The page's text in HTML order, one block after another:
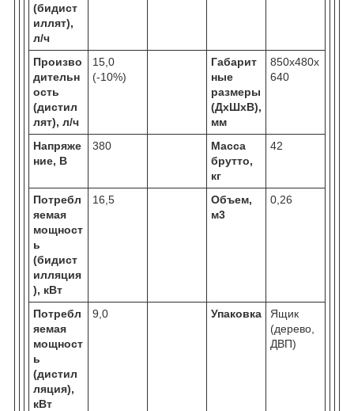
(бидист
иллят),
л/ч
Произво
дительн
ость
(дистил
лят), л/ч
15,0
(-10%)
Габарит
ные
размеры
(ДхШхВ),
мм
850х480х
640
Напряже
ние, В
380
Масса
брутто,
кг
42
Потребл
яемая
мощност
ь
(бидист
илляция
), кВт
16,5
Объем,
м3
0,26
Потребл
яемая
мощност
ь
(дистил
ляция),
кВт
9,0 Упаковка
Ящик
(дерево,
ДВП)